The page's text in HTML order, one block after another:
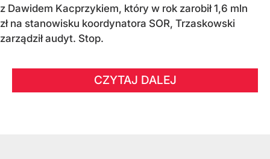
z Dawidem Kacprzykiem, który w rok zarobił 1,6 mln
zł na stanowisku koordynatora SOR, Trzaskowski
zarządził audyt. Stop.
CZYTAJ DALEJ